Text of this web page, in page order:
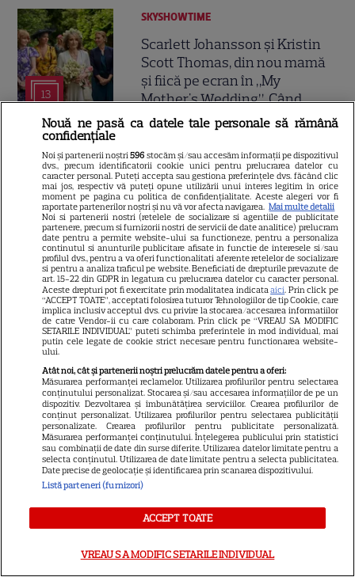
13
SKYSHOWTIME
Scarlett Johansson și Kristin
Scott Thomas, din nou mamă
și fiică pe ecran în „My
Mother's Wedding”. Când
apare filmul pe SkyShowtime
9
PRIME VIDEO
Jamie Campbell Bower, starul
din „Stranger Things”, intră în
universul „Stăpânul Inelelor”.
Ce rol legendar va interpreta în
sezonul 3
5
NETFLIX
„Palatul de Est”, noul fenomen
coreean de pe Netflix: Regele
blestemat, fantomele și
exorcistul care sfidează
moartea
PRIME VIDEO
Când „Fălci” se întâlnește cu
„Coborâre întunecată”:
Producția claustrofobă de pe
Prime Video ce nu trebuie
Nouă ne pasă ca datele tale personale să rămână
confidențiale
Noi și partenerii noștri596 stocăm și/sau accesăm informații pe dispozitivul
dvs., precum identificatorii cookie unici pentru prelucrarea datelor cu
caracter personal. Puteți accepta sau gestiona preferințele dvs. făcând clic
mai jos, respectiv vă puteți opune utilizării unui interes legitim în orice
moment pe pagina cu politica de confidențialitate. Aceste alegeri vor fi
raportate partenerilor noștri și nu vă vor afecta navigarea. Mai multe detalii
Noi si partenerii nostri (retelele de socializare si agentiile de publicitate
partenere, precum si furnizorii nostri de servicii de date analitice) prelucram
date pentru a permite website-ului sa functioneze, pentru a personaliza
continutul si anunturile publicitare afisate in functie de interesele si/sau
profilul dvs., pentru a va oferi functionalitati aferente retelelor de socializare
si pentru a analiza traficul pe website. Beneficiati de drepturile prevazute de
art. 15-22 din GDPR in legatura cu prelucrarea datelor cu caracter personal.
Aceste drepturi pot fi exercitate prin modalitatea indicataaici. Prin click pe
“ACCEPT TOATE”, acceptati folosirea tuturor Tehnologiilor de tip Cookie, care
implica inclusiv acceptul dvs. cu privire la stocarea/accesarea informatiilor
de catre Vendor-ii cu care colaboram. Prin click pe “VREAU SA MODIFIC
SETARILE INDIVIDUAL” puteti schimba preferintele in mod individual, mai
putin cele legate de cookie strict necesare pentru functionarea website-
ului.
Atât noi, cât și partenerii noștri prelucrăm datele pentru a oferi:
Măsurarea performanței reclamelor. Utilizarea profilurilor pentru selectarea
conținutului personalizat. Stocarea și/sau accesarea informațiilor de pe un
dispozitiv. Dezvoltarea și îmbunătățirea serviciilor. Crearea profilurilor de
conținut personalizat. Utilizarea profilurilor pentru selectarea publicității
personalizate. Crearea profilurilor pentru publicitate personalizată.
Măsurarea performanței conținutului. Înțelegerea publicului prin statistici
sau combinații de date din surse diferite. Utilizarea datelor limitate pentru a
selecta conținutul. Utilizarea de date limitate pentru a selecta publicitatea.
Date precise de geolocație și identificarea prin scanarea dispozitivului.
Listă parteneri (furnizori)
ACCEPT TOATE
VREAU SA MODIFIC SETARILE INDIVIDUAL